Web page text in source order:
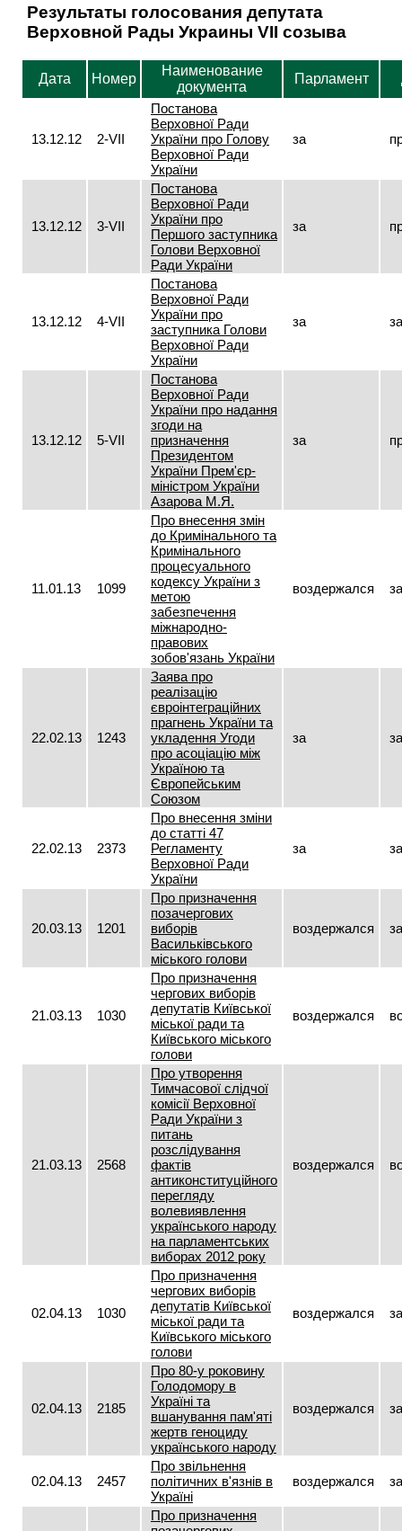
Результаты голосования депутата
Верховной Рады Украины VII созыва
Дата Номер
Наименование
документа
Парламент
13.12.12 2-VII
Постанова
Верховної Ради
України про Голову
Верховної Ради
України
за
13.12.12 3-VII
Постанова
Верховної Ради
України про
Першого заступника
Голови Верховної
Ради України
за
13.12.12 4-VII
Постанова
Верховної Ради
України про
заступника Голови
Верховної Ради
України
за за
13.12.12 5-VII
Постанова
Верховної Ради
України про надання
згоди на
призначення
Президентом
України Прем'єр-
міністром України
Азарова М.Я.
за
11.01.13 1099
Про внесення змін
до Кримінального та
Кримінального
процесуального
кодексу України з
метою
забезпечення
міжнародно-
правових
зобов'язань України
воздержался за
22.02.13 1243
Заява про
реалізацію
євроінтеграційних
прагнень України та
укладення Угоди
про асоціацію між
Україною та
Європейським
Союзом
за за
22.02.13 2373
Про внесення зміни
до статті 47
Регламенту
Верховної Ради
України
за за
20.03.13 1201
Про призначення
позачергових
виборів
Васильківського
міського голови
воздержался за
21.03.13 1030
Про призначення
чергових виборів
депутатів Київської
міської ради та
Київського міського
голови
воздержался
21.03.13 2568
Про утворення
Тимчасової слідчої
комісії Верховної
Ради України з
питань
розслідування
фактів
антиконституційного
перегляду
волевиявлення
українського народу
на парламентських
виборах 2012 року
воздержался
02.04.13 1030
Про призначення
чергових виборів
депутатів Київської
міської ради та
Київського міського
голови
воздержался за
02.04.13 2185
Про 80-у роковину
Голодомору в
Україні та
вшанування пам'яті
жертв геноциду
українського народу
воздержался за
02.04.13 2457
Про звільнення
політичних в'язнів в
Україні
воздержался за
Про призначення